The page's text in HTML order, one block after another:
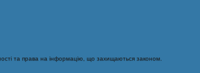
та права на інформацію, що захищаються законом.